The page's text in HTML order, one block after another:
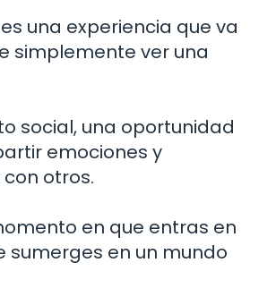
una experiencia que va
simplemente ver una
social, una oportunidad
emociones y
otros.
en que entras en
sumerges en un mundo